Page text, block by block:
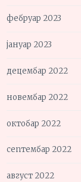
фебруар 2023
јануар 2023
децембар 2022
новембар 2022
октобар 2022
септембар 2022
август 2022